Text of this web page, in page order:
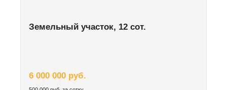
Земельный участок, 12 сот.
6 000 000 руб.